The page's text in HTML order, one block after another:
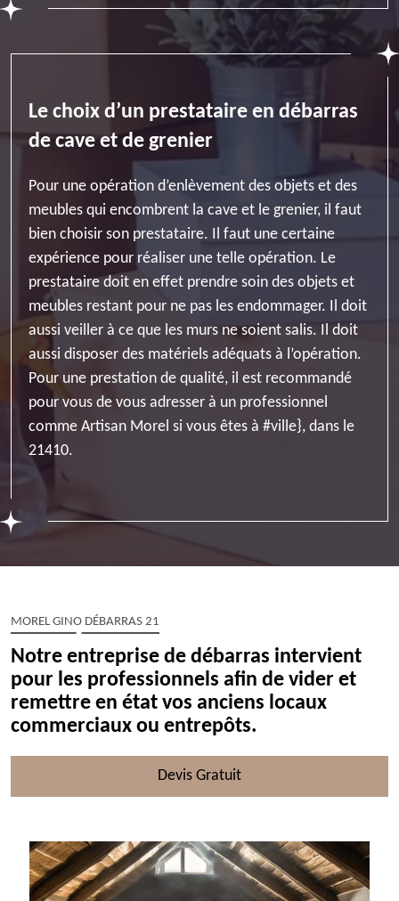
Le choix d’un prestataire en débarras
de cave et de grenier
Pour une opération d’enlèvement des objets et des
meubles qui encombrent la cave et le grenier, il faut
bien choisir son prestataire. Il faut une certaine
expérience pour réaliser une telle opération. Le
prestataire doit en effet prendre soin des objets et
meubles restant pour ne pas les endommager. Il doit
aussi veiller à ce que les murs ne soient salis. Il doit
aussi disposer des matériels adéquats à l’opération.
Pour une prestation de qualité, il est recommandé
pour vous de vous adresser à un professionnel
comme Artisan Morel si vous êtes à #ville}, dans le
21410.
MOREL GINO DÉBARRAS 21
Notre entreprise de débarras intervient
pour les professionnels afin de vider et
remettre en état vos anciens locaux
commerciaux ou entrepôts.
Devis Gratuit